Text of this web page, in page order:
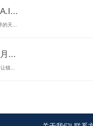
天...
...
猫...